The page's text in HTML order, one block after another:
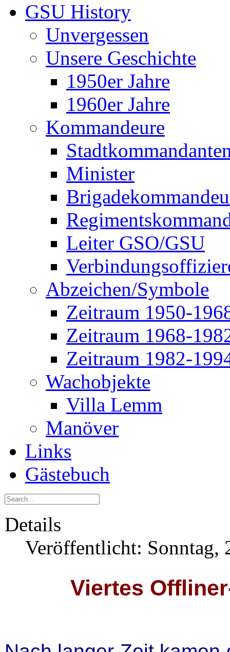
GSU History
Unvergessen
Unsere Geschichte
1950er Jahre
1960er Jahre
Kommandeure
Minister
Leiter GSO/GSU
Abzeichen/Symbole
Zeitraum 1950-
Zeitraum 1968-
Zeitraum 1982-
Wachobjekte
Villa Lemm
Manöver
Links
Gästebuch
Details
Veröffentlicht: Sonntag,
Viertes